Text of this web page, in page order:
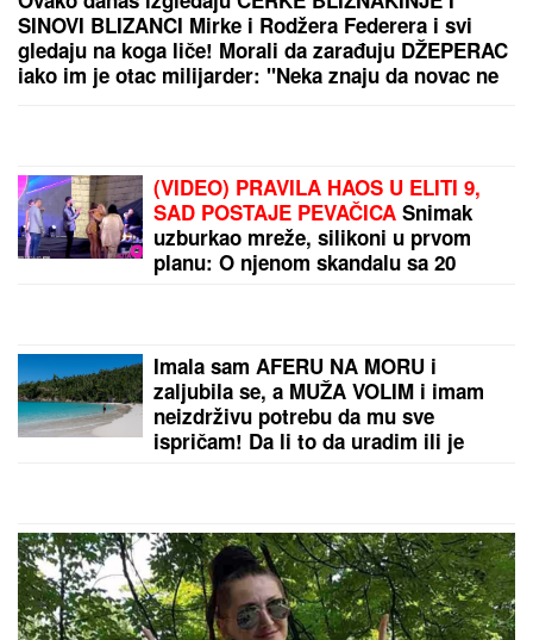
(FOTO) MILICU VELIČKOVIĆ ZADESILA NOVA
NEPRIJATNOST NA ADI BOJANIProlazi kroz
agoniju, oglasila se i otkrila šta se dešava nakon
haosa sa Terzom
OVO JE RODNA KUĆA ANE NIKOLIĆ:Trava dostigla
visinu ograde, delići FASADE OTPADAJU
GODINAMA, sve deluje kao da su "digli ruke" od
nje! (FOTO)